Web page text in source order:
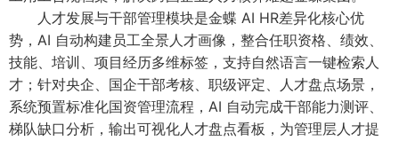
人才发展与干部管理模块是金蝶 AI HR差异化核心优
势，AI 自动构建员工全景人才画像，整合任职资格、绩效、
技能、培训、项目经历多维标签，支持自然语言一键检索人
才；针对央企、国企干部考核、职级评定、人才盘点场景，
系统预置标准化国资管理流程，AI 自动完成干部能力测评、
梯队缺口分析，输出可视化人才盘点看板，为管理层人才提